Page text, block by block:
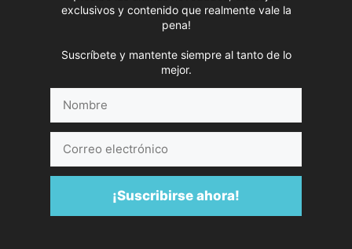
exclusivos y contenido que realmente vale la
pena!
Suscríbete y mantente siempre al tanto de lo
mejor.
electrónico
¡Suscribirse ahora!